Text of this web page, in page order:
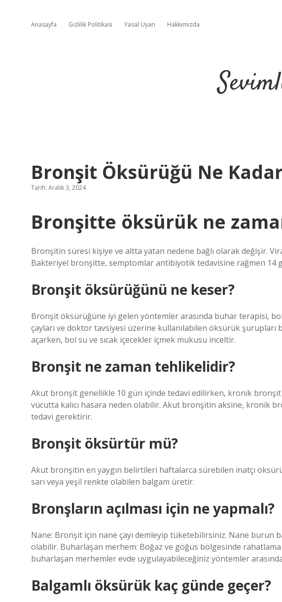
Anasayfa Gizlilik Politikası Yasal Uyarı Hakkımızda
Bronşit Öksürüğü Ne
Tarih: Aralık 3, 2024
Bronşitte öksürük ne
Bronşitin süresi kişiye ve altta yatan nedene bağlı olarak değişir.
Bakteriyel bronşitte, semptomlar antibiyotik tedavisine rağmen 14
Bronşit öksürüğünü ne keser?
Bronşit öksürüğüne iyi gelen yöntemler arasında buhar terapisi, bol
çayları ve doktor tavsiyesi üzerine kullanılabilen öksürük şurupları
açarken, bol su ve sıcak içecekler içmek mukusu inceltir.
Bronşit ne zaman tehlikelidir?
Akut bronşit genellikle 10 gün içinde tedavi edilirken, kronik
vücutta kalıcı hasara neden olabilir. Akut bronşitin aksine, kronik
tedavi gerektirir.
Bronşit öksürtür mü?
Akut bronşitin en yaygın belirtileri haftalarca sürebilen inatçı
sarı veya yeşil renkte olabilen balgam üretir.
Bronşların açılması için ne yapmalı?
Nane: Bronşit için nane çayı demleyip tüketebilirsiniz. Nane burun
olabilir. Buharlaşan merhem: Boğaz ve göğüs bölgesinde
buharlaşan merhemler evde uygulayabileceğiniz yöntemler
Balgamlı öksürük kaç günde geçer?